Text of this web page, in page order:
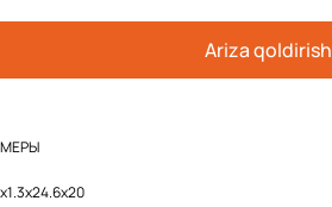
Ariza qoldirish